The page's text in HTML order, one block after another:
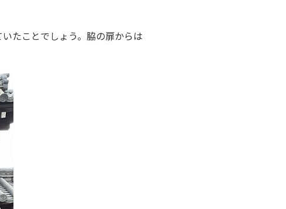
たことでしょう。脇の扉からは